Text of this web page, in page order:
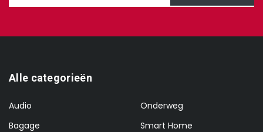
Alle categorieën
Audio
Bagage
Onderweg
Smart Home